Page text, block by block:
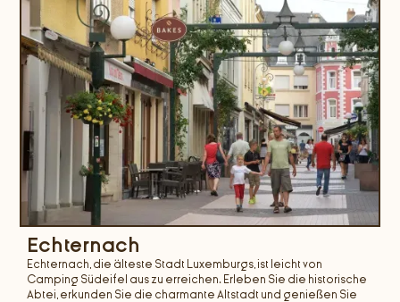
Echternach
Echternach, die älteste Stadt Luxemburgs, ist leicht von
Camping Südeifel aus zu erreichen. Erleben Sie die historische
Abtei, erkunden Sie die charmante Altstadt und genießen Sie